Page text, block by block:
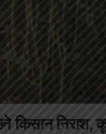
किसान निराश,